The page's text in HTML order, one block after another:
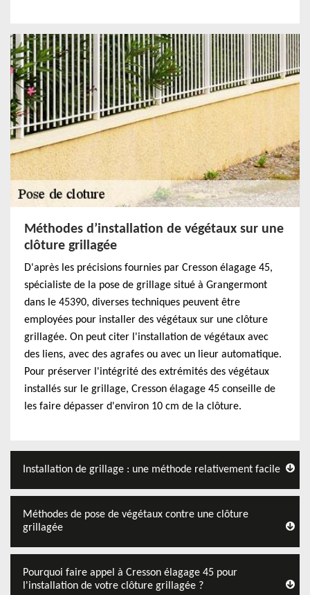
Méthodes d’installation de végétaux sur une
clôture grillagée
D'après les précisions fournies par Cresson élagage 45,
spécialiste de la pose de grillage situé à Grangermont
dans le 45390, diverses techniques peuvent être
employées pour installer des végétaux sur une clôture
grillagée. On peut citer l'installation de végétaux avec
des liens, avec des agrafes ou avec un lieur automatique.
Pour préserver l'intégrité des extrémités des végétaux
installés sur le grillage, Cresson élagage 45 conseille de
les faire dépasser d'environ 10 cm de la clôture.
Installation de grillage : une méthode relativement facile
Méthodes de pose de végétaux contre une clôture
grillagée
Pourquoi faire appel à Cresson élagage 45 pour
l'installation de votre clôture grillagée ?